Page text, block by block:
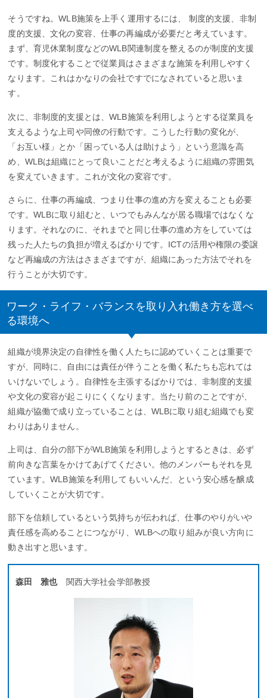
そうですね。WLB施策を上手く運用するには、 制度的支援、非制
度的支援、文化の変容、仕事の再編成が必要だと考えています。
まず、育児休業制度などのWLB関連制度を整えるのが制度的支援
です。制度化することで従業員はさまざまな施策を利用しやすく
なります。これはかなりの会社ですでになされていると思いま
す。
次に、非制度的支援とは、WLB施策を利用しようとする従業員を
支えるような上司や同僚の行動です。こうした行動の変化が、
「お互い様」とか「困っている人は助けよう」という意識を高
め、WLBは組織にとって良いことだと考えるように組織の雰囲気
を変えていきます。これが文化の変容です。
さらに、仕事の再編成、つまり仕事の進め方を変えることも必要
です。WLBに取り組むと、いつでもみんなが居る職場ではなくな
ります。それなのに、それまでと同じ仕事の進め方をしていては
残った人たちの負担が増えるばかりです。ICTの活用や権限の委譲
など再編成の方法はさまざまですが、組織にあった方法でそれを
行うことが大切です。
ワーク・ライフ・バランスを取り入れ働き方を選べ
る環境へ
組織が境界決定の自律性を働く人たちに認めていくことは重要で
すが、同時に、自由には責任が伴うことを働く私たちも忘れては
いけないでしょう。自律性を主張するばかりでは、非制度的支援
や文化の変容が起こりにくくなります。当たり前のことですが、
組織が協働で成り立っていることは、WLBに取り組む組織でも変
わりはありません。
上司は、自分の部下がWLB施策を利用しようとするときは、必ず
前向きな言葉をかけてあげてください。他のメンバーもそれを見
ています。WLB施策を利用してもいいんだ、という安心感を醸成
していくことが大切です。
部下を信頼しているという気持ちが伝われば、仕事のやりがいや
責任感を高めることにつながり、WLBへの取り組みが良い方向に
動き出すと思います。
森田 雅也関西大学社会学部教授